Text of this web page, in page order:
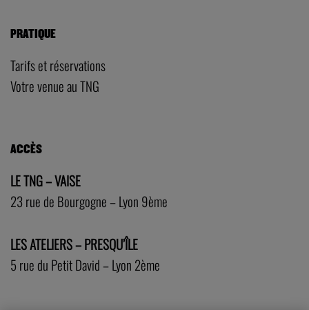
PRATIQUE
Tarifs et réservations
Votre venue au TNG
ACCÈS
LE TNG – VAISE
23 rue de Bourgogne – Lyon 9ème
LES ATELIERS – PRESQU’ÎLE
5 rue du Petit David – Lyon 2ème